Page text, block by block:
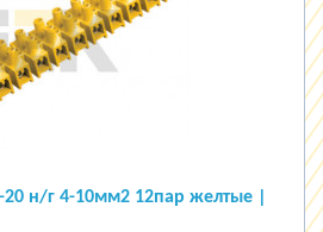
н/г 4-10мм2 12пар желтые |